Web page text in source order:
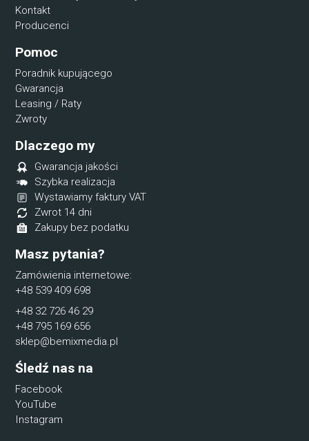
Kontakt
Producenci
Pomoc
Poradnik kupującego
Gwarancja
Leasing / Raty
Zwroty
Dlaczego my
Gwarancja jakości
Szybka realizacja
Wystawiamy faktury VAT
Zwrot 14 dni
Zakupy bez podatku
Masz pytania?
Zamówienia internetowe:
+48 539 409 698
+48 32 726 46 29
+48 795 169 656
sklep@bemixmedia.pl
Śledź nas na
Facebook
YouTube
Instagram